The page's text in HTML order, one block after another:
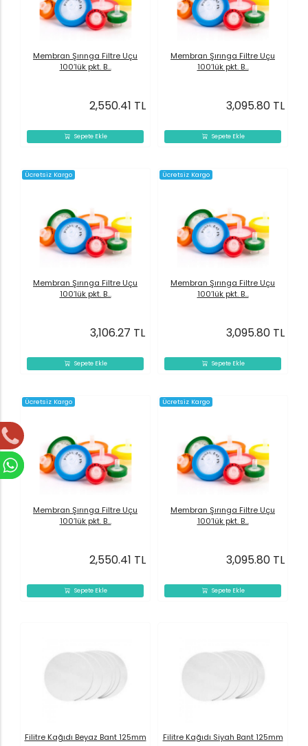
Sepete Ekle
Membran Şırınga Filtre Uçu
100’lük pkt. B...
2,550.41 TL
Sepete Ekle
Membran Şırınga Filtre Uçu
100’lük pkt. B...
3,095.80 TL
Ücretsiz Kargo
Sepete Ekle
Membran Şırınga Filtre Uçu
100’lük pkt. B...
3,106.27 TL
Ücretsiz Kargo
Sepete Ekle
Membran Şırınga Filtre Uçu
100’lük pkt. B...
3,095.80 TL
Ücretsiz Kargo
Sepete Ekle
Membran Şırınga Filtre Uçu
100’lük pkt. B...
2,550.41 TL
Ücretsiz Kargo
Sepete Ekle
Membran Şırınga Filtre Uçu
100’lük pkt. B...
3,095.80 TL
Filitre Kağıdı Beyaz Bant 125mm Filitre Kağıdı Siyah Bant 125mm